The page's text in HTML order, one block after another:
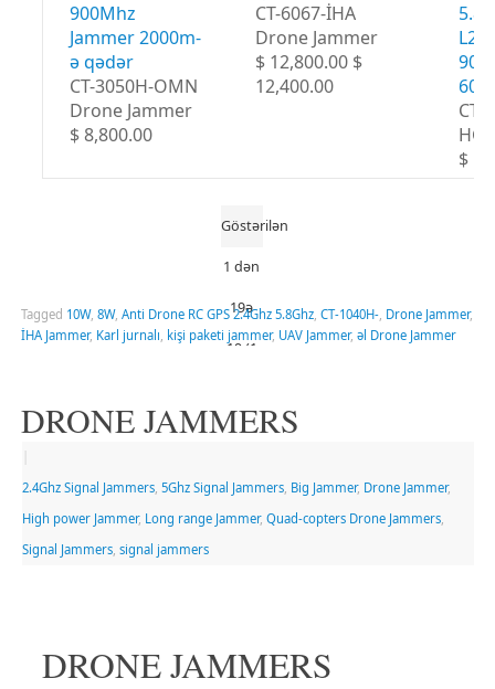
900Mhz
Jammer 2000m-
ə qədər
CT-3050H-OMN
Drone Jammer
$ 8,800.00
CT-6067-İHA
Drone Jammer
$ 12,800.00 $
12,400.00
L2
CT-
HGA
$
Göstərilən
1 dən
19ə
19 (1
Tagged 10W, 8W, Anti Drone RC GPS 2.4Ghz 5.8Ghz, CT-1040H-, Drone Jammer,
İHA Jammer, Karl jurnalı, kişi paketi jammer, UAV Jammer, əl Drone Jammer
DRONE JAMMERS
2.4Ghz Signal Jammers, 5Ghz Signal Jammers, Big Jammer, Drone Jammer,
High power Jammer, Long range Jammer, Quad-copters Drone Jammers,
Signal Jammers, signal jammers
DRONE JAMMERS